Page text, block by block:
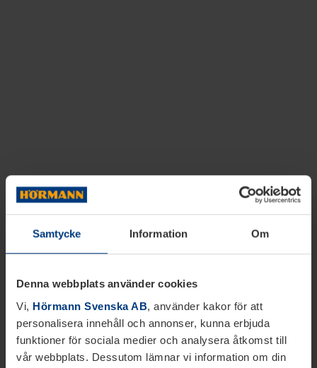
Samtycke Information Om
Denna webbplats använder cookies
Vi, Hörmann Svenska AB, använder kakor för att
personalisera innehåll och annonser, kunna erbjuda
funktioner för sociala medier och analysera åtkomst till
vår webbplats. Dessutom lämnar vi information om din